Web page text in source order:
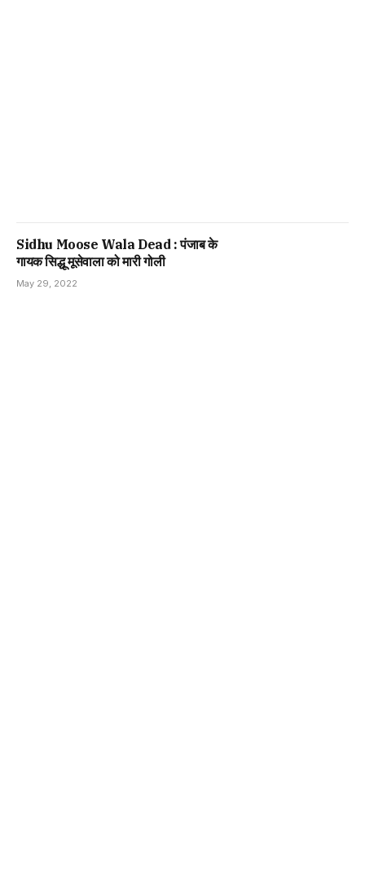
Sidhu Moose Wala Dead : पंजाब के
गायक सिद्धू मूसेवाला को मारी गोली
May 29, 2022